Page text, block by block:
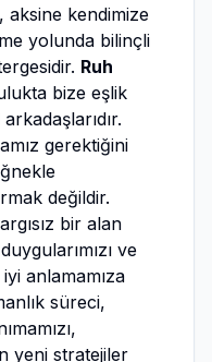
aksine kendimize
yolunda bilinçli
Ruh
bize eşlik
gerektiğini
değildir.
bir alan
ve
iyi anlamamıza
süreci,
yeni stratejiler